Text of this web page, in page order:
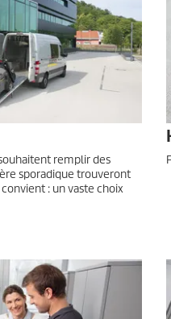
remplir des
sporadique trouveront
: un vaste choix